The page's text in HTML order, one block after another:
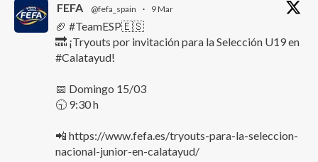
FEFA @fefa_spain · 9 Mar
🏈 #TeamESP🇪🇸
🔜 ¡Tryouts por invitación para la Selección U19 en
#Calatayud!
📅 Domingo 15/03
🕤 9:30 h
📲 https://www.fefa.es/tryouts-para-la-seleccion-
nacional-junior-en-calatayud/